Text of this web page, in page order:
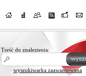
Treść do znalezienia:
wyszukiwarka zaawansowana